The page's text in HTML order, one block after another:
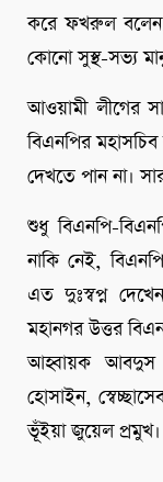
করে ফখরুল বলেন,
কোনো সুস্থ-সভ্য
আওয়ামী লীগের
বিএনপির
দেখতে পান না।
শুধু বিএনপি-
নাকি নেই,
এত দুঃস্বপ্ন
মহানগর উত্তর
আহ্বায়ক আবদুস
হোসাইন,
ভূঁইয়া জুয়েল প্রমুখ।